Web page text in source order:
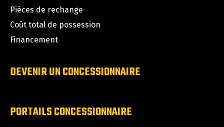
Pièces de rechange
Coût total de possession
Financement
DEVENIR UN CONCESSIONNAIRE
PORTAILS CONCESSIONNAIRE